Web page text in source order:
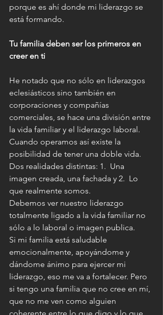
porque es ahí donde mi liderazgo se
está formando.
Tu familia deben ser los primeros en
creer en ti
He notado que no sólo en liderazgos
eclesiásticos sino también en
corporaciones y compañías
comerciales, se hace una división entre
la vida familiar y el liderazgo laboral.
Cuando operamos así existe la
posibilidad de tener una doble vida.
Dos realidades distintas: 1.  Una
imagen creada, una fachada y 2.  Lo
que realmente somos.
Debemos ver nuestro liderazgo
totalmente ligado a la vida familiar no
sólo a lo laboral o imagen publica.
Si mi familia está saludable
emocionalmente, apoyándome y
dándome ánimo para ejercer mi
liderazgo, eso me va a fortalecer. Pero
si tengo una familia que no cree en mí,
que no me ven como alguien